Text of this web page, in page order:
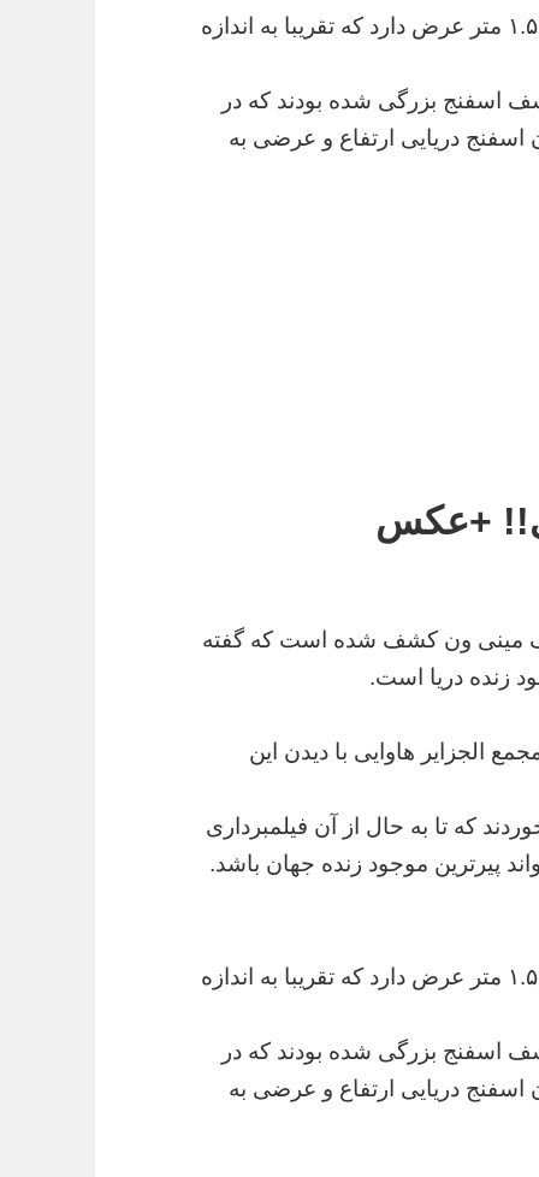
این اسفنج دریایی ۳ متر طول، ۲ متر ارتفاع و ۱.۵ متر عرض دارد که تقریبا به اندازه
سال ۱۸۸۷ موفق به کشف اسفنج بزرگی شده بودند که در
آن اسفنج دریایی ارتفاع و عرضی به
+عکس
یک مینی ون کشف شده است که گفته
زنده دریا است.
الجزایر هاوایی با دیدن این
که تا به حال از آن فیلمبرداری
پیرترین موجود زنده جهان باشد.
این اسفنج دریایی ۳ متر طول، ۲ متر ارتفاع و ۱.۵ متر عرض دارد که تقریبا به اندازه
سال ۱۸۸۷ موفق به کشف اسفنج بزرگی شده بودند که در
آن اسفنج دریایی ارتفاع و عرضی به